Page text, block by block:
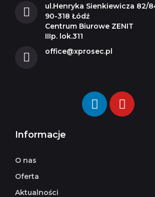
ul.Henryka Sienkiewicza 82/
90-318 Łódź
Centrum Biurowe ZENIT
IIIp. lok.311
office@xprosec.pl
Informacje
O nas
Oferta
Aktualności